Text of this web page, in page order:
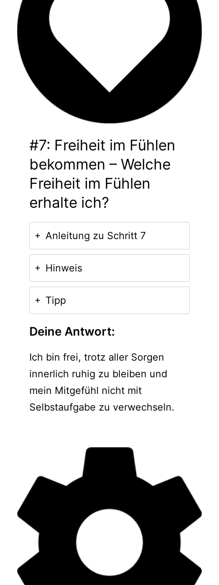
#7: Freiheit im Fühlen
bekommen – Welche
Freiheit im Fühlen
erhalte ich?
Anleitung zu Schritt 7
Hinweis
Tipp
Deine Antwort:
Ich bin frei, trotz aller Sorgen
innerlich ruhig zu bleiben und
mein Mitgefühl nicht mit
Selbstaufgabe zu verwechseln.